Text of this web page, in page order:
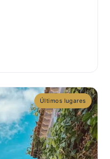
Últimos lugares